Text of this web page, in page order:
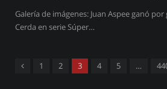
Galería de imágenes: Juan Aspee ganó
Cerda en serie Súper…
Previous
1 2 3 4 5 …